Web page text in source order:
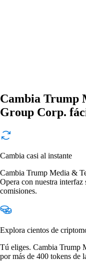
Cambia Trump
Group Corp.
Cambia casi al instante
Cambia Trump Media &
Opera con nuestra
comisiones.
Explora cientos de
Tú eliges. Cambia Trump
por más de 400 tokens de